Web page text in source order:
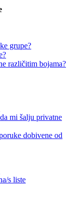
grupe?
različitim bojama?
mi šalju privatne
dobivene od
s liste